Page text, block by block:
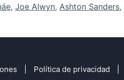
, Joe Alwyn, Ashton Sanders,
Política de privacidad